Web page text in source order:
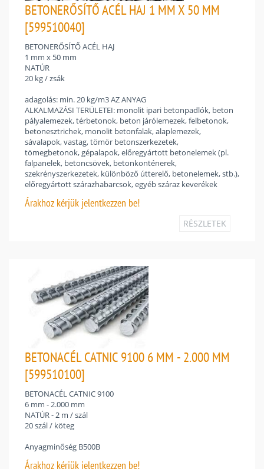
BETONERŐSÍTŐ ACÉL HAJ 1 MM X 50 MM
[599510040]
BETONERŐSÍTŐ ACÉL HAJ
1 mm x 50 mm
NATÚR
20 kg / zsák
adagolás: min. 20 kg/m3 AZ ANYAG
ALKALMAZÁSI TERÜLETEI: monolit ipari betonpadlók, beton
pályalemezek, térbetonok, beton járólemezek, felbetonok,
betonesztrichek, monolit betonfalak, alaplemezek,
sávalapok, vastag, tömör betonszerkezetek,
tömegbetonok, gépalapok, előregyártott betonelemek (pl.
falpanelek, betoncsövek, betonkonténerek,
szekrényszerkezetek, különböző útterelő, betonelemek, stb.),
előregyártott szárazhabarcsok, egyéb száraz keverékek
Árakhoz kérjük jelentkezzen be!
RÉSZLETEK
BETONACÉL CATNIC 9100 6 MM - 2.000 MM
[599510100]
BETONACÉL CATNIC 9100
6 mm - 2.000 mm
NATÚR - 2 m / szál
20 szál / köteg
Anyagminőség B500B
Árakhoz kérjük jelentkezzen be!